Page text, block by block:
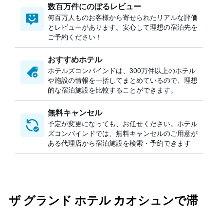
数百万件にのぼるレビュー
何百万人ものお客様から寄せられたリアルな評価
とレビューがあります。安心して理想の宿泊先を
ご予約ください！
おすすめホテル
ホテルズコンバインドは、300万件以上のホテル
や施設の情報を一括してまとめているので、理想
的な宿泊施設を比較することができます。
無料キャンセル
予定が変更になっても、お任せください。ホテル
ズコンバインドでは、無料キャンセルのご用意が
ある代理店から宿泊施設を検索・予約できます
ザ グランド ホテル カオシュンで滞